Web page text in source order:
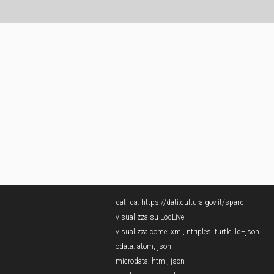
dati da: https://dati.cultura.gov.it/sparql
visualizza su LodLive
visualizza come: xml , ntriples, turtle, ld+json
odata: atom, json
microdata: html , json